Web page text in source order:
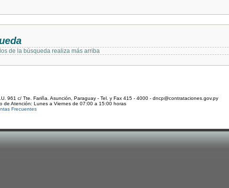
de la búsqueda realiza más arriba
961 c/ Tte. Fariña. Asunción, Paraguay - Tel. y Fax 415 - 4000 - dncp@contrataciones.gov.py
de Atención: Lunes a Viernes de 07:00 a 15:00 horas
Frecuentes